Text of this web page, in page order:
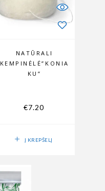
Į KREPŠELĮ
NATŪRALI
KEMPINĖLĖ”KONIA
KU”
€7.20